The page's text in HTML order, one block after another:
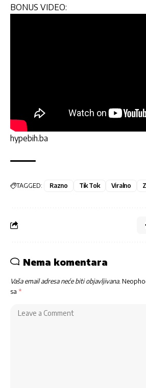
BONUS VIDEO:
hypebih.ba
TAGGED: Razno Tik Tok Viralno
Nema komentara
Vaša email adresa neće biti objavljivana.
sa *